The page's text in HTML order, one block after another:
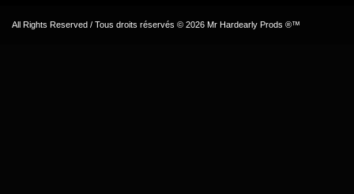
All Rights Reserved / Tous droits réservés © 2026 Mr Hardearly Prods ®™